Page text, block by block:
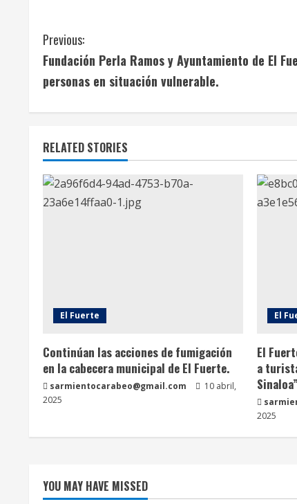
C
o
i
n
u
d
i
Previous:
Fundación Perla Ramos y Ayuntamiento de El
personas en situación vulnerable.
RELATED STORIES
El Fuerte
Continúan las acciones de fumigación
en la cabecera municipal de El Fuerte.
sarmientocarabeo@gmail.com
10 abril,
2025
El
El
a
2025
YOU MAY HAVE MISSED